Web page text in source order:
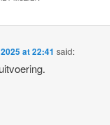
at 22:41 said: